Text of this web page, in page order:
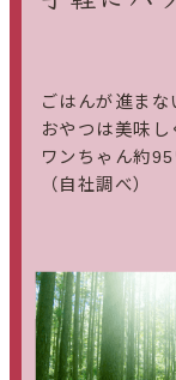
ごはんが進ま
おやつは美味
ワンちゃん約
（自社調べ）